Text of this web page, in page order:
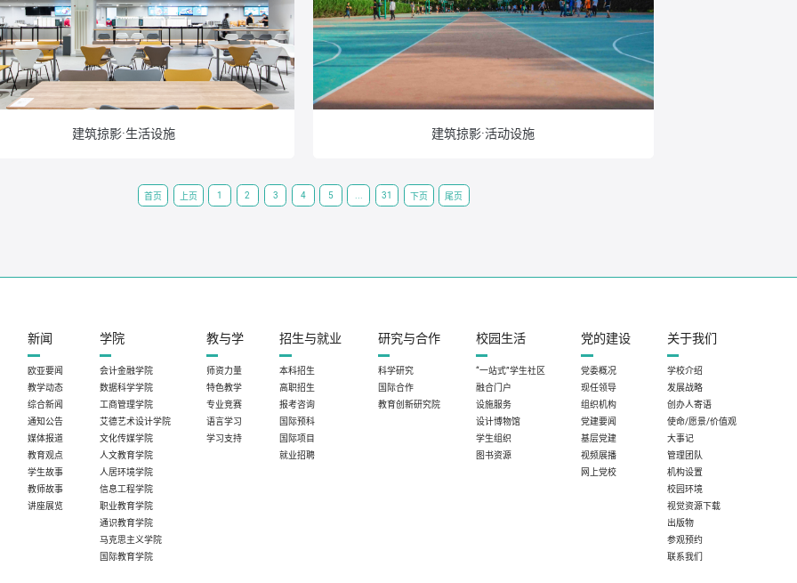
建筑掠影·生活设施 建筑掠影·活动设施
首页 上页 1 2 3 4 5 ... 31 下页 尾页
新闻
欧亚要闻
教学动态
综合新闻
通知公告
媒体报道
教育观点
学生故事
教师故事
讲座展览
学院
会计金融学院
数据科学学院
工商管理学院
艾德艺术设计学院
文化传媒学院
人文教育学院
人居环境学院
信息工程学院
职业教育学院
通识教育学院
马克思主义学院
国际教育学院
教与学
师资力量
特色教学
专业竞赛
语言学习
学习支持
招生与就业
本科招生
高职招生
报考咨询
国际预科
国际项目
就业招聘
研究与合作
科学研究
国际合作
教育创新研究院
校园生活
“一站式”学生社区
融合门户
设施服务
设计博物馆
学生组织
图书资源
党的建设
党委概况
现任领导
组织机构
党建要闻
基层党建
视频展播
网上党校
关于我们
学校介绍
发展战略
创办人寄语
使命/愿景/价值观
大事记
管理团队
机构设置
校园环境
视觉资源下载
出版物
参观预约
联系我们